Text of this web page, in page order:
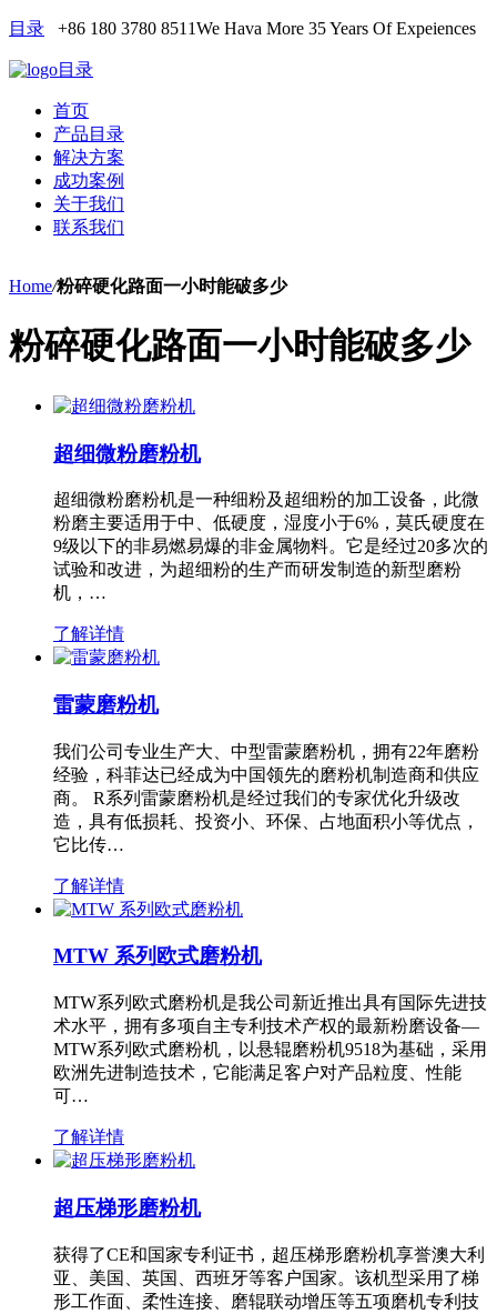
目录 +86 180 3780 8511We Hava More 35 Years Of Expeiences
目录
首页
产品目录
解决方案
成功案例
关于我们
联系我们
Home/粉碎硬化路面一小时能破多少
粉碎硬化路面一小时能破多少
超细微粉磨粉机
超细微粉磨粉机是一种细粉及超细粉的加工设备，此微
粉磨主要适用于中、低硬度，湿度小于6%，莫氏硬度在
9级以下的非易燃易爆的非金属物料。它是经过20多次的
试验和改进，为超细粉的生产而研发制造的新型磨粉
机，…
了解详情
雷蒙磨粉机
我们公司专业生产大、中型雷蒙磨粉机，拥有22年磨粉
经验，科菲达已经成为中国领先的磨粉机制造商和供应
商。 R系列雷蒙磨粉机是经过我们的专家优化升级改
造，具有低损耗、投资小、环保、占地面积小等优点，
它比传…
了解详情
MTW 系列欧式磨粉机
MTW系列欧式磨粉机是我公司新近推出具有国际先进技
术水平，拥有多项自主专利技术产权的最新粉磨设备—
MTW系列欧式磨粉机，以悬辊磨粉机9518为基础，采用
欧洲先进制造技术，它能满足客户对产品粒度、性能
可…
了解详情
超压梯形磨粉机
获得了CE和国家专利证书，超压梯形磨粉机享誉澳大利
亚、美国、英国、西班牙等客户国家。该机型采用了梯
形工作面、柔性连接、磨辊联动增压等五项磨机专利技